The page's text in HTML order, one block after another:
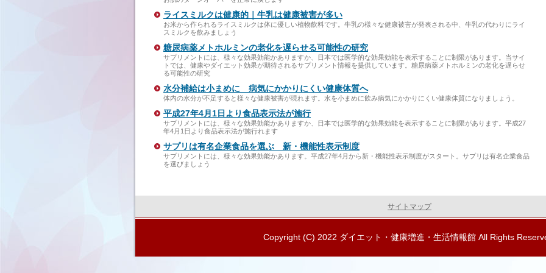
ライスミルクは健康的｜牛乳は健康被害が多い
お米から作られるライスミルクは体に優しい植物飲料です。牛乳の様々な健康被害が発表される中、牛乳の代わりにライ
スミルクを飲みましょう
糖尿病薬メトホルミンの老化を遅らせる可能性の研究
サプリメントには、様々な効果効能かありますか、日本では医学的な効果効能を表示することに制限があります。当サイ
トでは、健康やダイエット効果が期待されるサプリメント情報を提供しています。糖尿病薬メトホルミンの老化を遅らせ
る可能性の研究
水分補給は小まめに 病気にかかりにくい健康体質へ
体内の水分が不足すると様々な健康被害が現れます。水を小まめに飲み病気にかかりにくい健康体質になりましょう。
平成27年4月1日より食品表示法が施行
サプリメントには、様々な効果効能かありますか、日本では医学的な効果効能を表示することに制限があります。平成27
年4月1日より食品表示法が施行れます
サプリは有名企業食品を選ぶ 新・機能性表示制度
サプリメントには、様々な効果効能かあります。平成27年4月から新・機能性表示制度がスタート。サプリは有名企業食品
を選びましょう
サイトマップ
Copyright (C) 2022 ダイエット・健康増進・生活情報館All Rights